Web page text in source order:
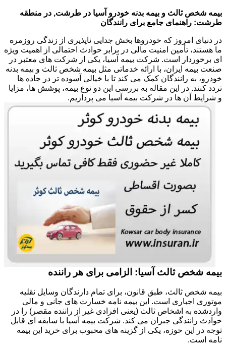
بیمه شخص ثالث و بیمه بدنه خودرو آسیا در طرشت, در منطقه
طرشت: راهنمای جامع برای رانندگان
در دنیای امروز که خودروها بخش جدایی ناپذیری از زندگی روزمره
ما هستند، تأمین امنیت مالی در برابر حوادث احتمالی از اهمیت ویژه
ای برخوردار است. شرکت بیمه آسیا، یکی از شرکت های معتبر در
صنعت بیمه ایران، با ارائه خدماتی مثل بیمه شخص ثالث و بیمه بدنه
خودرو، به رانندگان کمک می کند تا با خیالی آسوده تر در جاده ها
تردد کنند. در این مقاله به بررسی این دو نوع بیمه، پوشش ها، مزایا
و شرایط آن ها در شرکت بیمه آسیا می پردازیم.
بیمه شخص ثالث آسیا: الزامی برای هر راننده
بیمه شخص ثالث، طبق قانون، برای تمام دارندگان وسایل نقلیه
موتوری اجباری است. این بیمه نامه خسارت های جانی و مالی
واردشده به اشخاص ثالث (یعنی افرادی غیر از راننده مقصر) را در
حوادث رانندگی جبران می کند. شرکت بیمه آسیا با سابقه ای قابل
توجه در این حوزه، یکی از گزینه های محبوب برای خرید این بیمه
نامه است.